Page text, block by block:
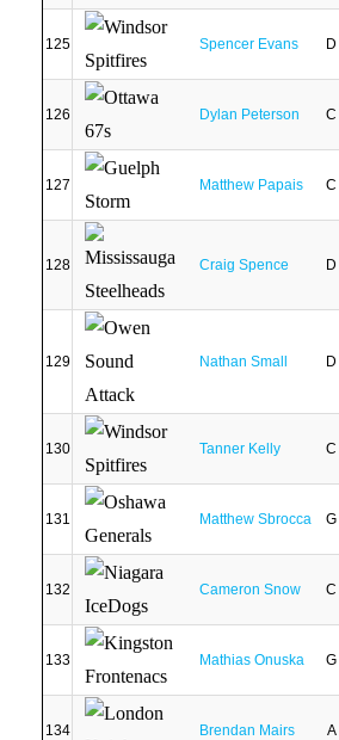
125 Spencer Evans D
126 Dylan Peterson C
127 Matthew Papais C
128 Craig Spence D
129 Nathan Small D
130 Tanner Kelly C
131 Matthew Sbrocca G
132 Cameron Snow C
133 Mathias Onuska G
134 Brendan Mairs A